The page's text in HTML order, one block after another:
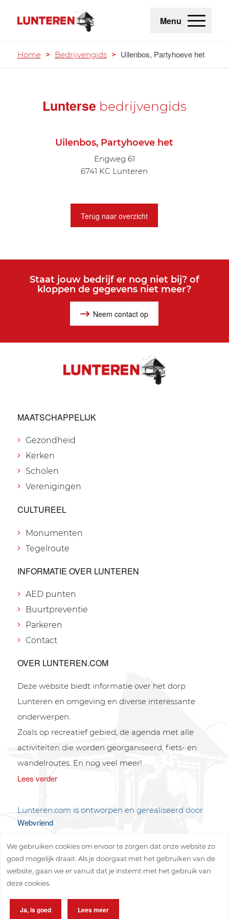
Menu
Home > Bedrijvengids > Uilenbos, Partyhoeve het
Lunterse bedrijvengids
Uilenbos, Partyhoeve het
Engweg 61
6741 KC Lunteren
Terug naar overzicht
Staat jouw bedrijf er nog niet bij? of
kloppen de gegevens niet meer?
Neem contact op
MAATSCHAPPELIJK
Gezondheid
Kerken
Scholen
Verenigingen
CULTUREEL
Monumenten
Tegelroute
INFORMATIE OVER LUNTEREN
AED punten
Buurtpreventie
Parkeren
Contact
OVER LUNTEREN.COM
Deze website biedt informatie over het dorp
Lunteren en omgeving en diverse interessante
onderwerpen.
Zoals op recreatief gebied, de agenda met alle
activiteiten die worden georganiseerd, fiets- en
wandelroutes. En nog veel meer!
Lees verder
Lunteren.com is ontworpen en gerealiseerd door
Webvriend
We gebruiken cookies om ervoor te zorgen dat onze website zo
goed mogelijk draait. Als je doorgaat met het gebruiken van de
website, gaan we er vanuit dat je instemt met het gebruik van
deze cookies.
Ja, is goed Lees meer